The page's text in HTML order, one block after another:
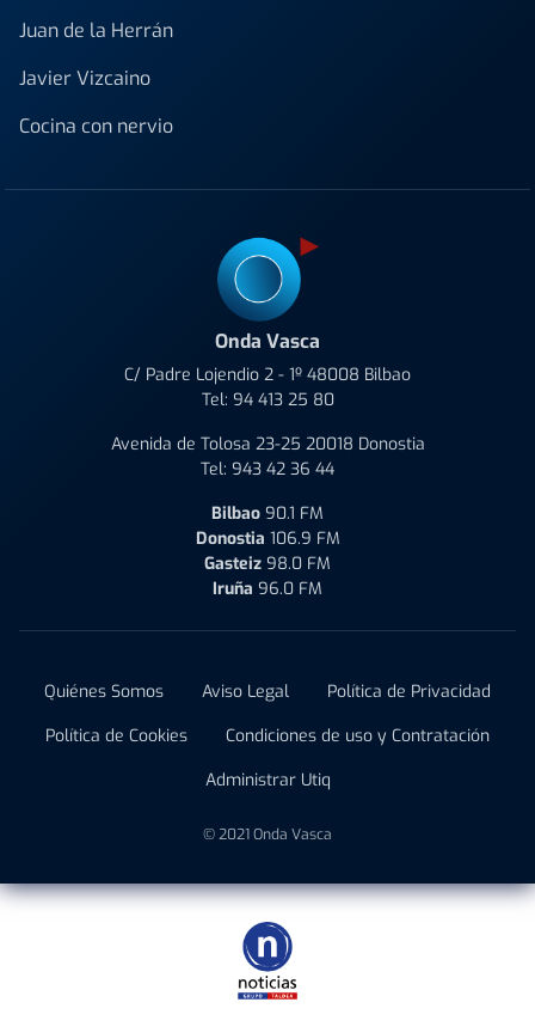
Juan de la Herrán
Javier Vizcaino
Cocina con nervio
Onda Vasca
C/ Padre Lojendio 2 - 1º 48008 Bilbao
Tel: 94 413 25 80
Avenida de Tolosa 23-25 20018 Donostia
Tel: 943 42 36 44
Bilbao 90.1 FM
Donostia 106.9 FM
Gasteiz 98.0 FM
Iruña 96.0 FM
Quiénes Somos Aviso Legal
Política de Privacidad
Política de Cookies
Condiciones de uso y Contratación
Administrar Utiq
© 2021 Onda Vasca